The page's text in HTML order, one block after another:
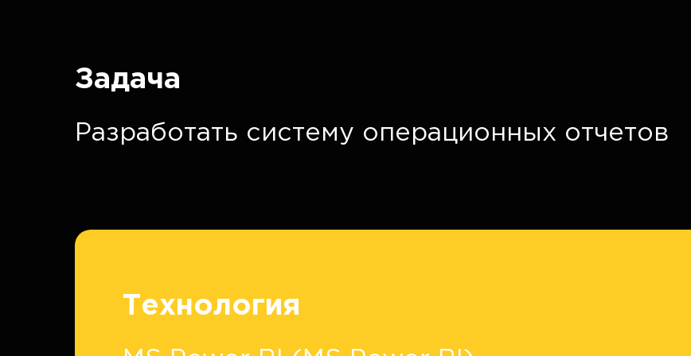
Задача
Разработать систему операционных отчетов
Технология